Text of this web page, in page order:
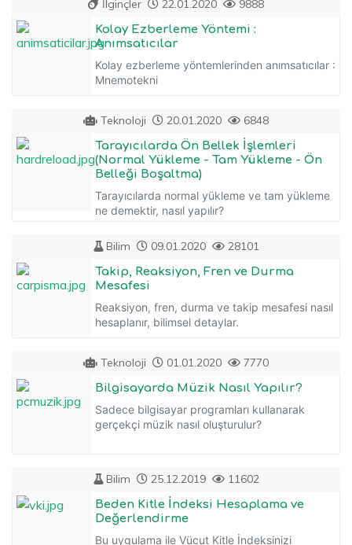
İlginçler 22.01.2020 9888
Kolay Ezberleme Yöntemi :
Anımsatıcılar
Kolay ezberleme yöntemlerinden anımsatıcılar :
Mnemotekni
Teknoloji 20.01.2020 6848
Tarayıcılarda Ön Bellek İşlemleri
(Normal Yükleme - Tam Yükleme - Ön
Belleği Boşaltma)
Tarayıcılarda normal yükleme ve tam yükleme
ne demektir, nasıl yapılır?
Bilim 09.01.2020 28101
Takip, Reaksiyon, Fren ve Durma
Mesafesi
Reaksiyon, fren, durma ve takip mesafesi nasıl
hesaplanır, bilimsel detaylar.
Teknoloji 01.01.2020 7770
Bilgisayarda Müzik Nasıl Yapılır?
Sadece bilgisayar programları kullanarak
gerçekçi müzik nasıl oluşturulur?
Bilim 25.12.2019 11602
Beden Kitle İndeksi Hesaplama ve
Değerlendirme
Bu uygulama ile Vücut Kitle İndeksinizi